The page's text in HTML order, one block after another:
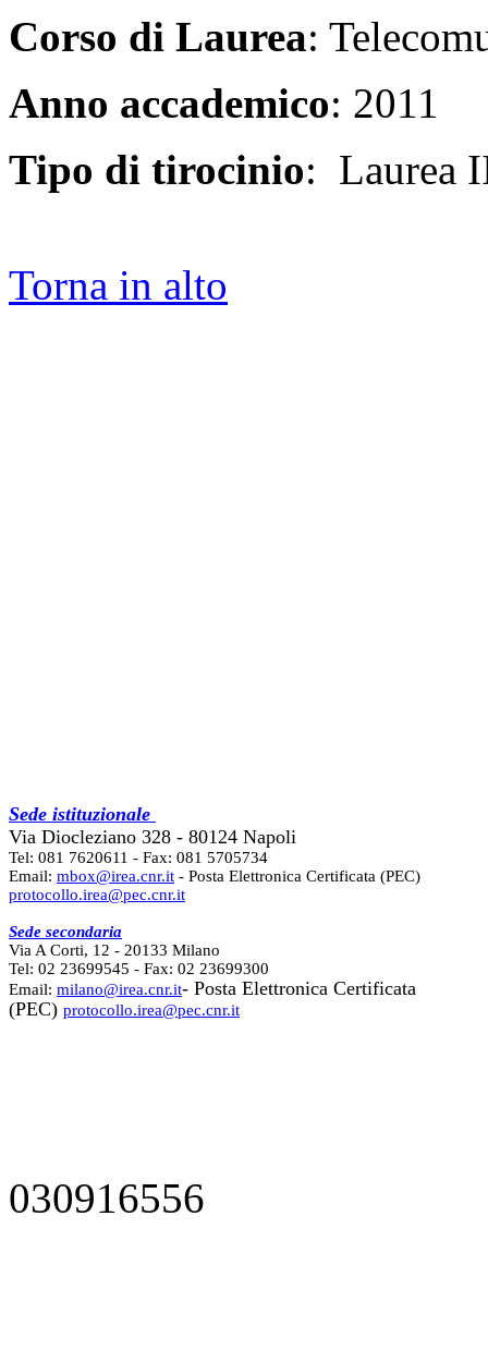
Corso di Laurea:
Anno accademico: 2011
Tipo di tirocinio: Laurea
Torna in alto
Sede istituzionale
Via Diocleziano 328 - 80124 Napoli
Tel: 081 7620611 - Fax: 081 5705734
Email: mbox@irea.cnr.it - Posta Elettronica Certificata (PEC)
protocollo.irea@pec.cnr.it
Sede secondaria
Via A Corti, 12 - 20133 Milano
Tel: 02 23699545 - Fax: 02 23699300
Email: milano@irea.cnr.it- Posta Elettronica Certificata
(PEC) protocollo.irea@pec.cnr.it
030916556